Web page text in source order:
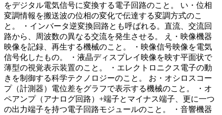
をデジタル電気信号に変換する電子回路のこと。 い・位相
変調情報を搬送波の位相の変化で伝達する変調方式のこ
と。 ・インバータ逆変換回路とも呼ばれる。直流、交流回
路から、周波数の異なる交流を発生させる。 え・映像機器
映像を記録、再生する機械のこと。 ・映像信号映像を電気
信号化したもの。 ・液晶ディスプレイ映像を映す平面状で
薄型の視覚表示装置のこと。 ・エレクトロニクス電子の動
きを制御する科学テクノロジーのこと。 お・オシロスコー
プ（計測器）電位差をグラフで表示する機械のこと。 ・オ
ペアンプ（アナログ回路）+端子とマイナス端子、更に一つ
の出力端子を持つ電子回路モジュールのこと。 ・音響機器